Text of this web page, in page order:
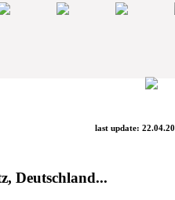
last update:
Deutschland...